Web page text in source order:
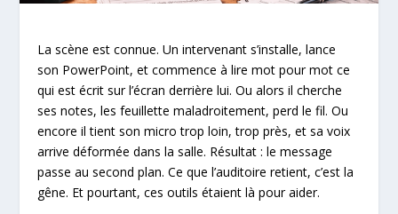
La scène est connue. Un intervenant s’installe, lance
son PowerPoint, et commence à lire mot pour mot ce
qui est écrit sur l’écran derrière lui. Ou alors il cherche
ses notes, les feuillette maladroitement, perd le fil. Ou
encore il tient son micro trop loin, trop près, et sa voix
arrive déformée dans la salle. Résultat : le message
passe au second plan. Ce que l’auditoire retient, c’est la
gêne. Et pourtant, ces outils étaient là pour aider.